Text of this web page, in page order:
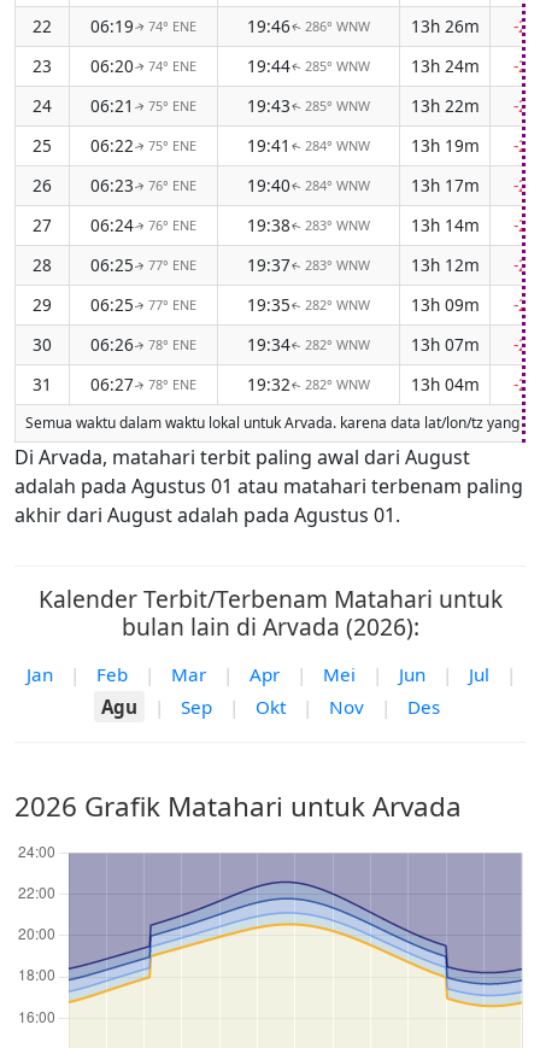
22
06:19↑ 74° ENE 19:46↑ 286° WNW 13h 26m
-
23
06:20↑ 74° ENE 19:44↑ 285° WNW 13h 24m
-
24
06:21 ↑ 75° ENE 19:43↑ 285° WNW 13h 22m
-
25
06:22↑ 75° ENE 19:41 ↑ 284° WNW 13h 19m
-
26
06:23↑ 76° ENE 19:40↑ 284° WNW 13h 17m
-
27
06:24↑ 76° ENE 19:38↑ 283° WNW 13h 14m
-
28
06:25↑ 77° ENE 19:37↑ 283° WNW 13h 12m
-
29
06:25↑ 77° ENE 19:35↑ 282° WNW 13h 09m
-
30
06:26↑ 78° ENE 19:34↑ 282° WNW 13h 07m
-
31
06:27↑ 78° ENE 19:32↑ 282° WNW 13h 04m -
Semua waktu dalam waktu lokal untuk Arvada. karena data lat/lon/tz yang
Di Arvada, matahari terbit paling awal dari August
adalah pada Agustus 01 atau matahari terbenam paling
akhir dari August adalah pada Agustus 01.
Kalender Terbit/Terbenam Matahari untuk
bulan lain di Arvada (2026):
Jan | Feb | Mar | Apr | Mei | Jun | Jul
|
Agu
| Sep | Okt | Nov | Des
2026 Grafik Matahari untuk Arvada